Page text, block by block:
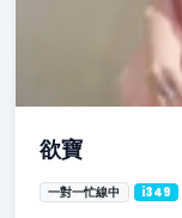
欲寶
一對一忙線中 i349